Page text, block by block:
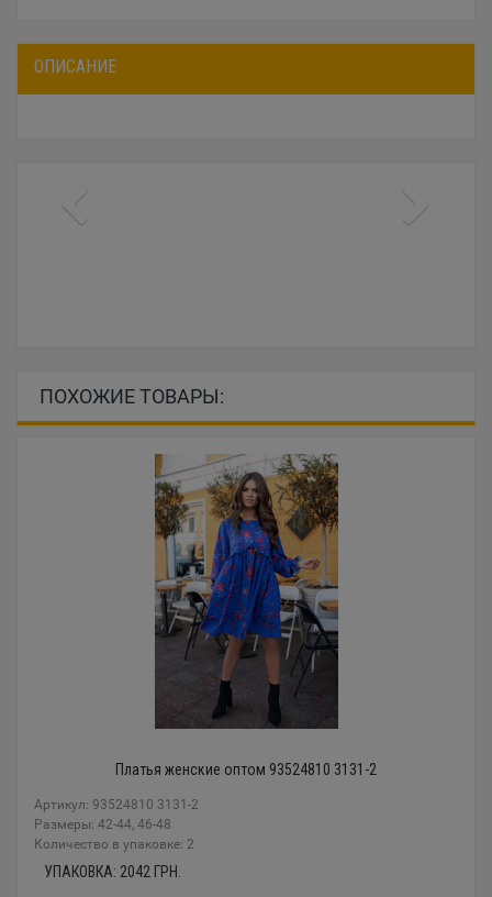
ОПИСАНИЕ
ПОХОЖИЕ ТОВАРЫ:
Платья женские оптом 93524810 3131-2
Артикул: 93524810 3131-2
Размеры: 42-44, 46-48
Количество в упаковке: 2
УПАКОВКА: 2042 ГРН.